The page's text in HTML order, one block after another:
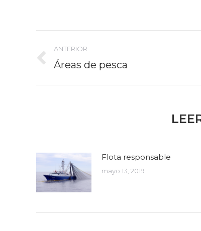
Navegación
entre
publicaciones
ANTERIOR
Publicación
Áreas de pesca
Flota responsable
mayo 13, 2019